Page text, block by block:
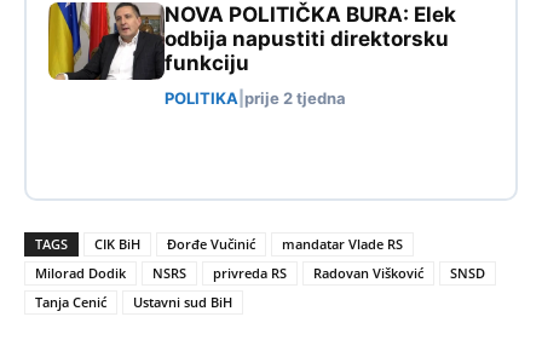
NOVA POLITIČKA BURA: Elek
odbija napustiti direktorsku
funkciju
POLITIKA prije 2 tjedna
TAGS CIK BiH Đorđe Vučinić
mandatar Vlade RS
Milorad Dodik
NSRS privreda RS Radovan Višković
SNSD
Tanja Cenić
Ustavni sud BiH